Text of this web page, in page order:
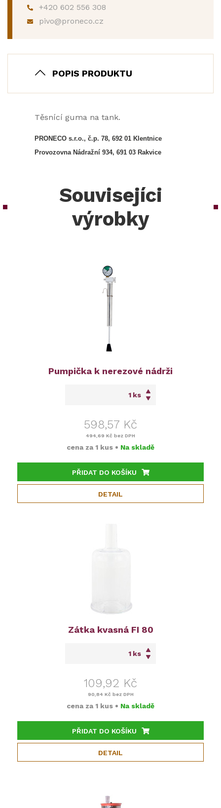
+420 602 556 308
pivo@proneco.cz
POPIS PRODUKTU
Těsnící guma na tank.
PRONECO s.r.o., č.p. 78, 692 01 Klentnice
Provozovna Nádražní 934, 691 03 Rakvice
Souvisejíci
výrobky
Pumpička k nerezové nádrži
ks
598,57 Kč
494,69 Kč bez DPH
cena za 1 kus • Na skladě
PŘIDAT DO KOŠÍKU
DETAIL
Zátka kvasná FI 80
ks
109,92 Kč
90,84 Kč bez DPH
cena za 1 kus • Na skladě
PŘIDAT DO KOŠÍKU
DETAIL